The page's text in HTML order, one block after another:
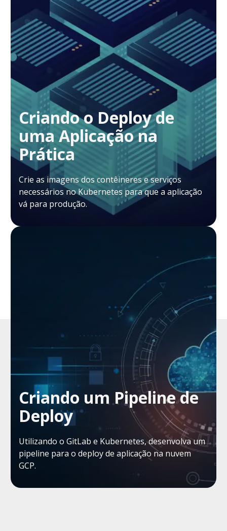
Criando o Deploy de
uma Aplicação na
Prática
Crie as imagens dos contêineres e serviços
necessários no Kubernetes para que a aplicação
vá para produção.
Criando um Pipeline de
Deploy
Utilizando o GitLab e Kubernetes, desenvolva um
pipeline para o deploy de aplicação na nuvem
GCP.